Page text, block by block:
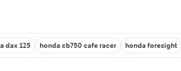
dax 125 honda cb750 cafe racer honda foresight